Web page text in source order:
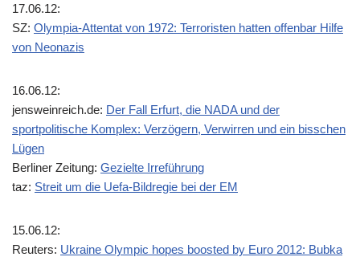
17.06.12:
SZ: Olympia-Attentat von 1972: Terroristen hatten offenbar Hilfe
von Neonazis
16.06.12:
jensweinreich.de: Der Fall Erfurt, die NADA und der
sportpolitische Komplex: Verzögern, Verwirren und ein bisschen
Lügen
Berliner Zeitung: Gezielte Irreführung
taz: Streit um die Uefa-Bildregie bei der EM
15.06.12:
Reuters: Ukraine Olympic hopes boosted by Euro 2012: Bubka